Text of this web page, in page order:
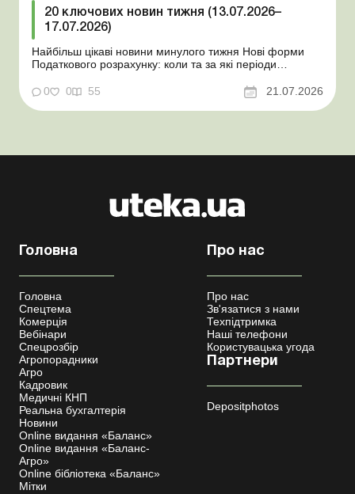
20 ключових новин тижня (13.07.2026–
17.07.2026)
Найбільш цікаві новини минулого тижня Нові форми
Податкового розрахунку: коли та за які періоди
відстрочки від призову під час мобілізації удосконалено
Кабмін утворив Координаційний центр з організації
бронювання військовозобов’язаних Верховна ...
0 0 55 21.07.2026
Головна
Головна
Спецтема
Комерція
Вебінари
Спецрозбір
Агропорадники
Агро
Кадровик
Медичні КНП
Реальна бухгалтерія
Новини
Online видання «Баланс»
Online видання «Баланс-
Агро»
Online бібліотека «Баланс»
Мітки
Про нас
Про нас
Зв'язатися з нами
Техпідтримка
Наші телефони
Користувацька угода
Партнери
Depositphotos